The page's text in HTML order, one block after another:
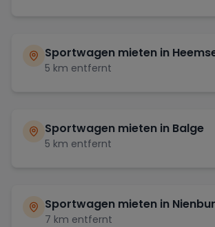
Sportwagen mieten in
5 km entfernt
Sportwagen mieten in Balge
5 km entfernt
Sportwagen mieten in
7 km entfernt